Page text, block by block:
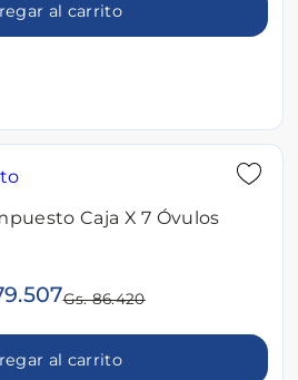
al carrito
Caja X 7 Óvulos
Gs. 86.420
al carrito